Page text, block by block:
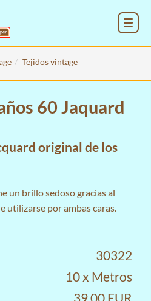
Tejidos vintage
60 Jaquard
original de los
un brillo sedoso gracias al
utilizarse por ambas caras.
30322
10 x Metros
39,00 EUR